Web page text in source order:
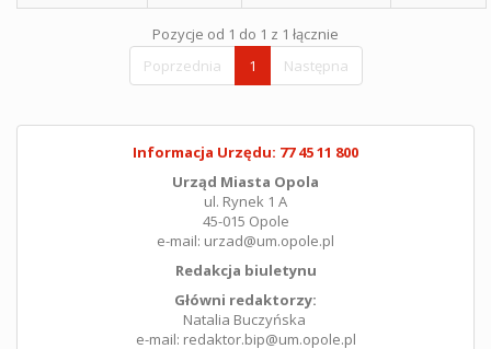
Pozycje od 1 do 1 z 1 łącznie
Poprzednia
1 Następna
Informacja Urzędu: 77 45 11 800
Urząd Miasta Opola
ul. Rynek 1 A
45-015 Opole
e-mail: urzad@um.opole.pl
Redakcja biuletynu
Główni redaktorzy:
Natalia Buczyńska
e-mail: redaktor.bip@um.opole.pl